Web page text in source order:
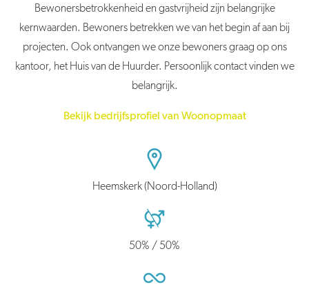
Bewonersbetrokkenheid en gastvrijheid zijn belangrijke
kernwaarden. Bewoners betrekken we van het begin af aan bij
projecten. Ook ontvangen we onze bewoners graag op ons
kantoor, het Huis van de Huurder. Persoonlijk contact vinden we
belangrijk.
Bekijk bedrijfsprofiel van Woonopmaat
Heemskerk (Noord-Holland)
50% / 50%